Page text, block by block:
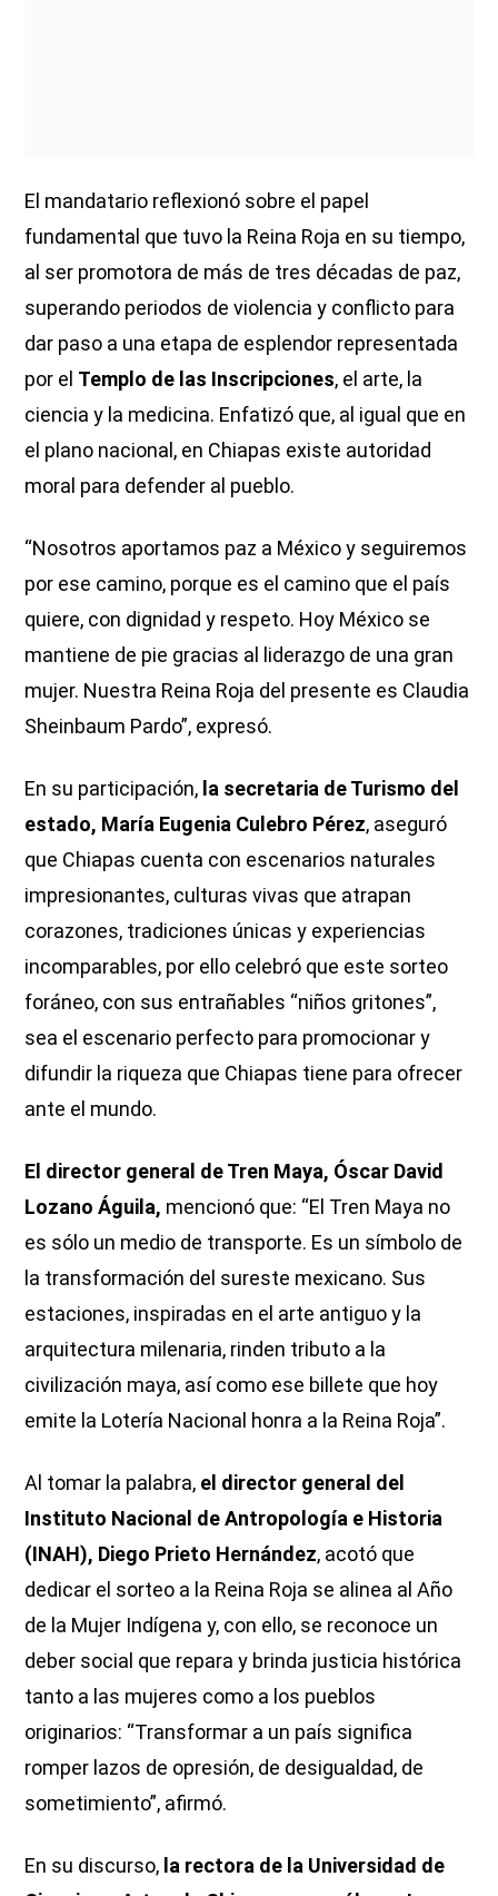
El mandatario reflexionó sobre el papel
fundamental que tuvo la Reina Roja en su tiempo,
al ser promotora de más de tres décadas de paz,
superando periodos de violencia y conflicto para
dar paso a una etapa de esplendor representada
por el Templo de las Inscripciones, el arte, la
ciencia y la medicina. Enfatizó que, al igual que en
el plano nacional, en Chiapas existe autoridad
moral para defender al pueblo.
“Nosotros aportamos paz a México y seguiremos
por ese camino, porque es el camino que el país
quiere, con dignidad y respeto. Hoy México se
mantiene de pie gracias al liderazgo de una gran
mujer. Nuestra Reina Roja del presente es Claudia
Sheinbaum Pardo”, expresó.
En su participación, la secretaria de Turismo del
estado, María Eugenia Culebro Pérez, aseguró
que Chiapas cuenta con escenarios naturales
impresionantes, culturas vivas que atrapan
corazones, tradiciones únicas y experiencias
incomparables, por ello celebró que este sorteo
foráneo, con sus entrañables “niños gritones”,
sea el escenario perfecto para promocionar y
difundir la riqueza que Chiapas tiene para ofrecer
ante el mundo.
El director general de Tren Maya, Óscar David
Lozano Águila, mencionó que: “El Tren Maya no
es sólo un medio de transporte. Es un símbolo de
la transformación del sureste mexicano. Sus
estaciones, inspiradas en el arte antiguo y la
arquitectura milenaria, rinden tributo a la
civilización maya, así como ese billete que hoy
emite la Lotería Nacional honra a la Reina Roja”.
Al tomar la palabra, el director general del
Instituto Nacional de Antropología e Historia
(INAH), Diego Prieto Hernández, acotó que
dedicar el sorteo a la Reina Roja se alinea al Año
de la Mujer Indígena y, con ello, se reconoce un
deber social que repara y brinda justicia histórica
tanto a las mujeres como a los pueblos
originarios: “Transformar a un país significa
romper lazos de opresión, de desigualdad, de
sometimiento”, afirmó.
En su discurso, la rectora de la Universidad de